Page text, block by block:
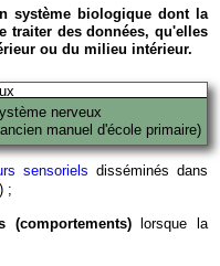
système biologique dont la
traiter des données, qu'elles
ou du milieu intérieur.
nerveux
manuel d'école primaire)
sensoriels disséminés dans
) ;
lorsque la